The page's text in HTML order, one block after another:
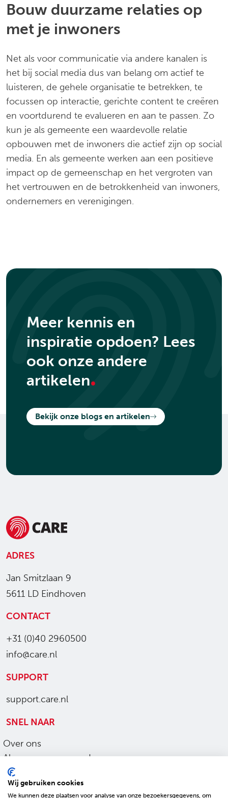
Bouw duurzame relaties op
met je inwoners
Net als voor communicatie via andere kanalen is
het bij social media dus van belang om actief te
luisteren, de gehele organisatie te betrekken, te
focussen op interactie, gerichte content te creëren
en voortdurend te evalueren en aan te passen. Zo
kun je als gemeente een waardevolle relatie
opbouwen met de inwoners die actief zijn op social
media. En als gemeente werken aan een positieve
impact op de gemeenschap en het vergroten van
het vertrouwen en de betrokkenheid van inwoners,
ondernemers en verenigingen.
Meer kennis en
inspiratie opdoen? Lees
ook onze andere
artikelen.
Bekijk onze blogs en artikelen
ADRES
Jan Smitzlaan 9
5611 LD Eindhoven
CONTACT
+31 (0)40 2960500
info@care.nl
SUPPORT
support.care.nl
SNEL NAAR
Over ons
Algemene voorwaarden
Ons werk
Privacy en cookies
Wij gebruiken cookies
We kunnen deze plaatsen voor analyse van onze bezoekersgegevens, om